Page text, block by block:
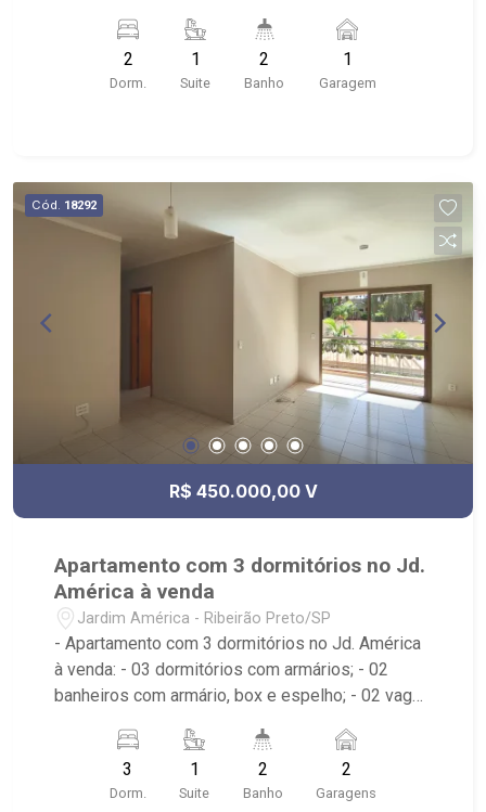
condicionado; - Ventilador de teto no imóvel; -
Cozinha planejada; - Área de serviço com armário;
- Sacada gourmet com fechamento em vidro; -
Shopping.
2
Dorm.
1
Suite
2
Banho
1
Garagem
Cód. 18292
R$ 450.000,00 V
Apartamento com 3 dormitórios no Jd.
América à venda
Jardim América - Ribeirão Preto/SP
- Apartamento com 3 dormitórios no Jd. América
à venda: - 03 dormitórios com armários; - 02
banheiros com armário, box e espelho; - 02 vagas
Ventilador de teto no imóvel; - Cozinha planejada;
- Despensa; - Área de Serviço; - Sacada; -
Condomínio com piscina, salão de festas, hall,
3
Dorm.
1
Suite
2
Banho
2
Garagens